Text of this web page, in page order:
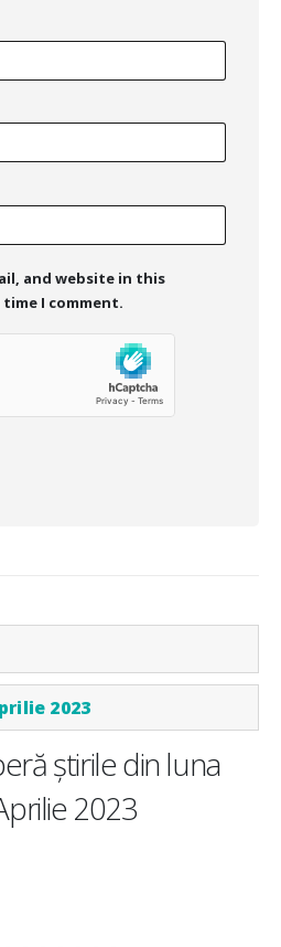
and website in this
I comment.
2023
știrile din luna
2023